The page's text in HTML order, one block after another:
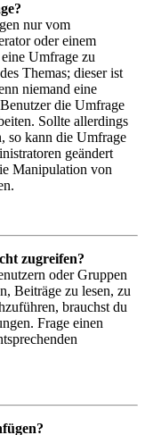
nur vom
oder einem
Umfrage zu
Themas; dieser ist
niemand eine
die Umfrage
Sollte allerdings
so kann die Umfrage
geändert
Manipulation von
zugreifen?
oder Gruppen
Beiträge zu lesen, zu
brauchst du
Frage einen